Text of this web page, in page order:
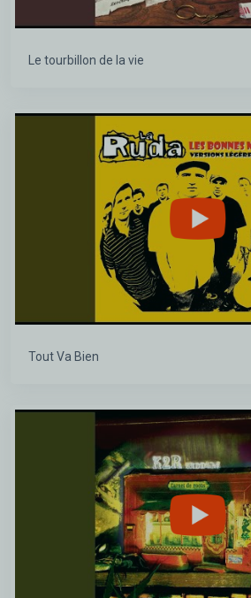
Le tourbillon de la vie
Tout Va Bien